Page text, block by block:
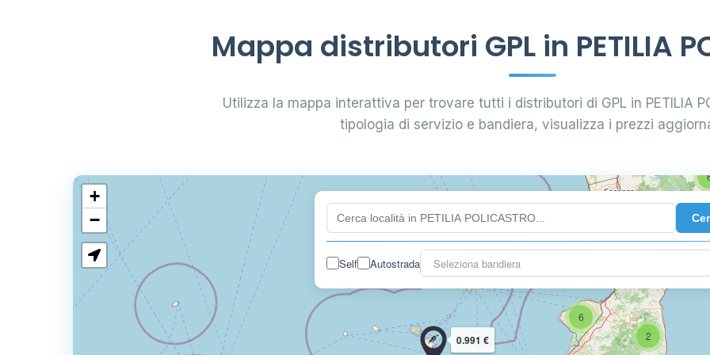
Mappa distributori GPL in PETILIA
Utilizza la mappa interattiva per trovare tutti i distributori di GPL in PETILIA
tipologia di servizio e bandiera, visualizza i prezzi
Self Autostrada Seleziona bandiera
6
2
7
4
0.991 €
+
−